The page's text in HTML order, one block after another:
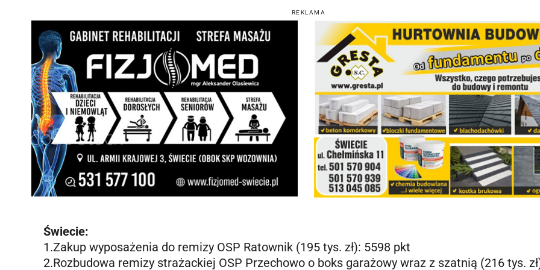
REKLAMA
Świecie:
1.Zakup wyposażenia do remizy OSP Ratownik (195 tys. zł): 5598 pkt
2.Rozbudowa remizy strażackiej OSP Przechowo o boks garażowy wraz z szatnią (216 tys.